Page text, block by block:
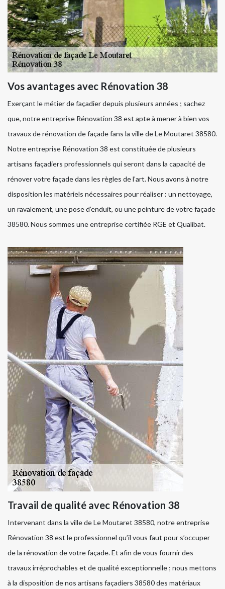
Vos avantages avec Rénovation 38
Exerçant le métier de façadier depuis plusieurs années ; sachez
que, notre entreprise Rénovation 38 est apte à mener à bien vos
travaux de rénovation de façade fans la ville de Le Moutaret 38580.
Notre entreprise Rénovation 38 est constituée de plusieurs
artisans façadiers professionnels qui seront dans la capacité de
rénover votre façade dans les règles de l’art. Nous avons à notre
disposition les matériels nécessaires pour réaliser : un nettoyage,
un ravalement, une pose d’enduit, ou une peinture de votre façade
38580. Nous sommes une entreprise certifiée RGE et Qualibat.
Travail de qualité avec Rénovation 38
Intervenant dans la ville de Le Moutaret 38580, notre entreprise
Rénovation 38 est le professionnel qu’il vous faut pour s’occuper
de la rénovation de votre façade. Et afin de vous fournir des
travaux irréprochables et de qualité exceptionnelle ; nous mettons
à la disposition de nos artisans façadiers 38580 des matériaux